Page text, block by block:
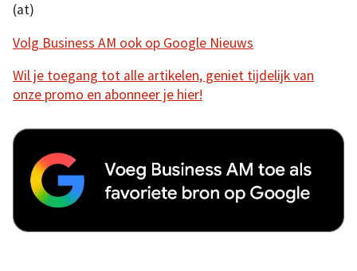
(at)
Volg Business AM ook op Google Nieuws
Wil je toegang tot alle artikelen, geniet tijdelijk van
onze promo en abonneer je hier!